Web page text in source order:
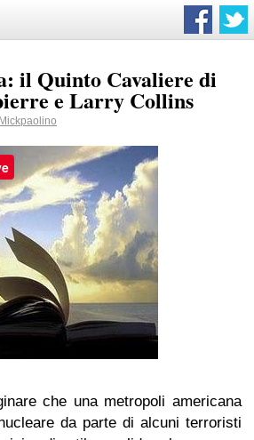
il Quinto Cavaliere di
e Larry Collins
Mickpaolino
che una metropoli americana
da parte di alcuni terroristi